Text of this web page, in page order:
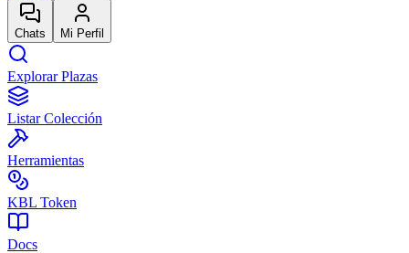
Chats Mi Perfil
Explorar Plazas
Listar Colección
Herramientas
KBL Token
Docs